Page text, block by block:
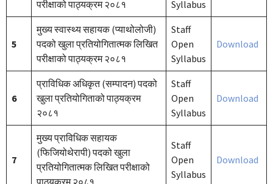
परीक्षाको पाठ्यक्रम २०८१
Syllabus
5
मुख्य स्वास्थ्य सहायक (प्याथोलोजी)
पदको खुला प्रतियोगितात्मक लिखित
परीक्षाको पाठ्यक्रम २०८१
Staff
Open
Syllabus
Download
6
प्राविधिक अधिकृत (सम्पादन) पदको
खुला प्रतियोगिताको पाठ्यक्रम
२०८१
Staff
Open
Syllabus
Download
7
मुख्य प्राविधिक सहायक
(फिजियोथेरापी) पदको खुला
प्रतियोगितात्मक लिखित परीक्षाको
पाठ्यक्रम २०८१
Staff
Open
Syllabus
Download